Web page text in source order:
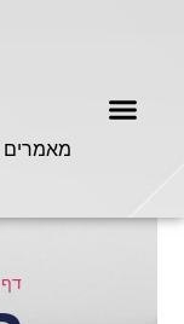
מאמרים